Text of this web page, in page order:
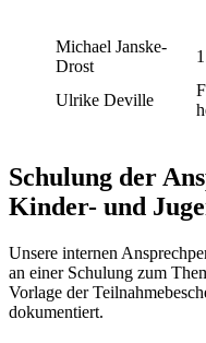
Michael Janske-
Drost
Ulrike Deville
Schulung der
Kinder- und
Unsere internen
an einer Schulung zum
Vorlage der
dokumentiert.